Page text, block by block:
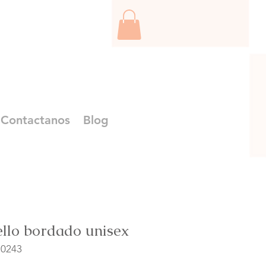
Contactanos Blog
bordado unisex